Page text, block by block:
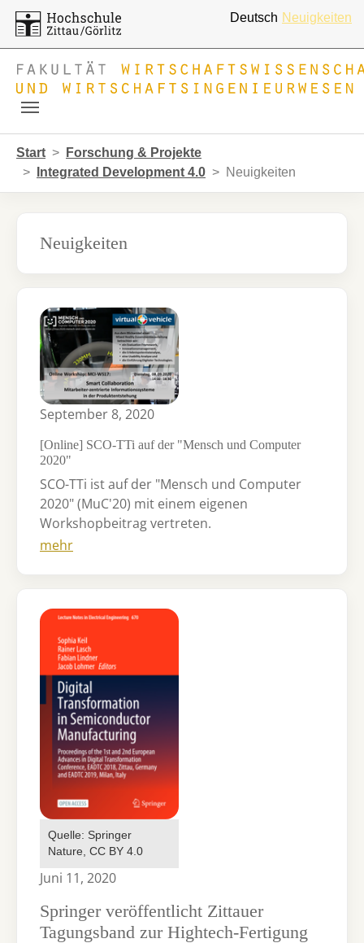
Deutsch Neuigkeiten
Start
Forschung & Projekte
Integrated Development 4.0
Neuigkeiten
Neuigkeiten
Show larger version for:
September 8, 2020
[Online] SCO-TTi auf der "Mensch und Computer
2020"
SCO-TTi ist auf der "Mensch und Computer
2020" (MuC'20) mit einem eigenen
Workshopbeitrag vertreten.
mehr
Show larger version for:
Quelle: Springer
Nature, CC BY 4.0
Juni 11, 2020
Springer veröffentlicht Zittauer
Tagungsband zur Hightech-Fertigung